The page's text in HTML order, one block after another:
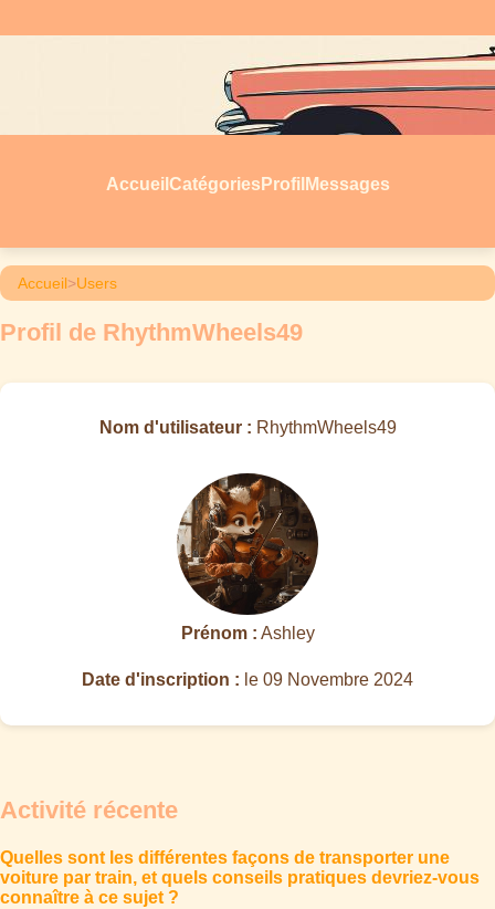
Accueil Catégories Profil Messages
Accueil>Users
Profil de RhythmWheels49
Nom d'utilisateur : RhythmWheels49
Prénom : Ashley
Date d'inscription : le 09 Novembre 2024
Activité récente
Quelles sont les différentes façons de transporter une
voiture par train, et quels conseils pratiques devriez-vous
connaître à ce sujet ?